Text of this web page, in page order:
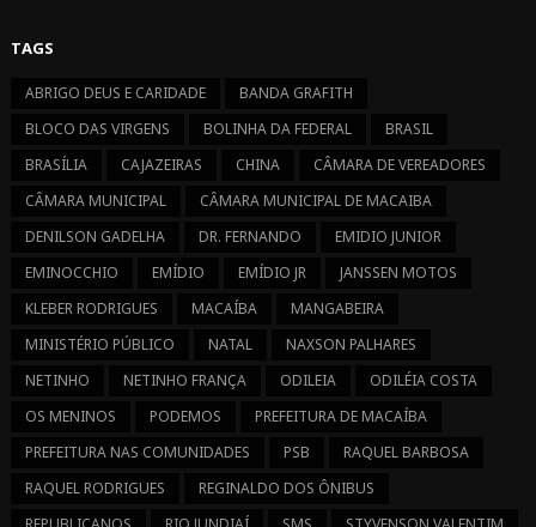
TAGS
ABRIGO DEUS E CARIDADE
BANDA GRAFITH
BLOCO DAS VIRGENS
BOLINHA DA FEDERAL
BRASIL
BRASÍLIA
CAJAZEIRAS CHINA
CÂMARA DE VEREADORES
CÂMARA MUNICIPAL
CÂMARA MUNICIPAL DE MACAIBA
DENILSON GADELHA
DR. FERNANDO
EMIDIO JUNIOR
EMINOCCHIO
EMÍDIO EMÍDIO JR
JANSSEN MOTOS
KLEBER RODRIGUES
MACAÍBA
MANGABEIRA
MINISTÉRIO PÚBLICO
NATAL
NAXSON PALHARES
NETINHO
NETINHO FRANÇA ODILEIA
ODILÉIA COSTA
OS MENINOS
PODEMOS
PREFEITURA DE MACAÍBA
PREFEITURA NAS COMUNIDADES
PSB
RAQUEL BARBOSA
RAQUEL RODRIGUES
REGINALDO DOS ÔNIBUS